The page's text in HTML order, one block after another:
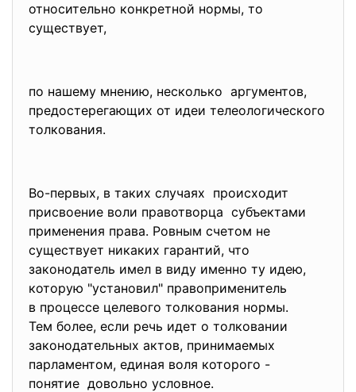
относительно конкретной нормы, то
существует,
по нашему мнению, несколько аргументов,
предостерегающих от идеи телеологического
толкования.
Во-первых, в таких случаях происходит
присвоение воли правотворца субъектами
применения права. Ровным счетом не
существует никаких гарантий, что
законодатель имел в виду именно ту идею,
которую "установил" правоприменитель
в процессе целевого толкования нормы.
Тем более, если речь идет о толковании
законодательных актов, принимаемых
парламентом, единая воля которого -
понятие довольно условное.